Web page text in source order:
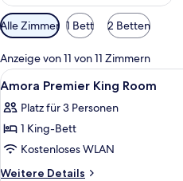
Verfügbare
Filter
für
Zimmer
Alle Zimmer 1 Bett 2 Betten
Anzeige von 11 von 11 Zimmern
Alle
Fotos
für
Amora
Premier
King
4
Amora Premier King Room
Platz für 3 Personen
1 King-Bett
Kostenloses WLAN
Weitere Details
Weitere